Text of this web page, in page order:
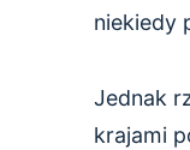
niekiedy
Jednak
krajami